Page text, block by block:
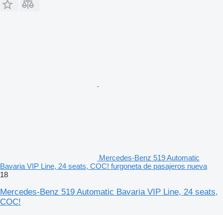
Mercedes-Benz 519 Automatic
Bavaria VIP Line, 24 seats, COC! furgoneta de pasajeros nueva
18
Mercedes-Benz 519 Automatic Bavaria VIP Line, 24 seats,
COC!